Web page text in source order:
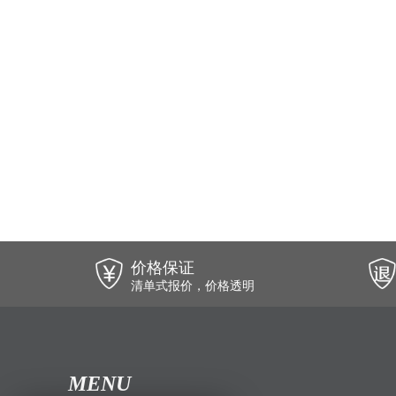
价格保证
清单式报价，价格透明
MENU